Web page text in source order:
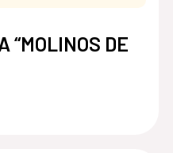
“MOLINOS DE